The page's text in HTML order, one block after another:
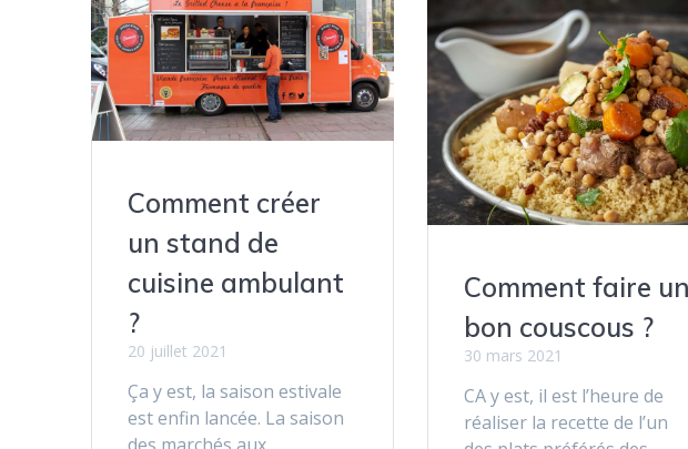
Comment créer
un stand de
cuisine ambulant
?
20 juillet 2021
Ça y est, la saison estivale
est enfin lancée. La saison
Comment faire un
bon couscous ?
30 mars 2021
CA y est, il est l’heure de
réaliser la recette de l’un